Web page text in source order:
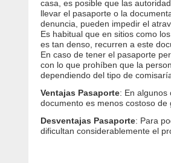
casa, es posible que las
llevar el pasaporte o la
denuncia, pueden impedir el
Es habitual que en sitios como
es tan denso, recurren a este
En caso de tener el pasaporte
con lo que prohíben que la
dependiendo del tipo de
Ventajas Pasaporte: En algunos
documento es menos costoso
Desventajas Pasaporte: Para
dificultan considerablemente el